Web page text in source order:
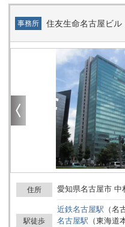
事務所 住友生命名古屋ビル
住所 愛知県名古屋市 中
駅徒歩
近鉄名古屋駅 （名
名古屋駅 （東海道